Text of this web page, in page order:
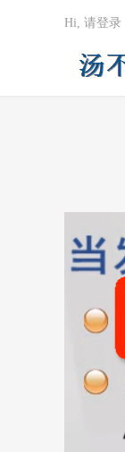
Hi, 请登录